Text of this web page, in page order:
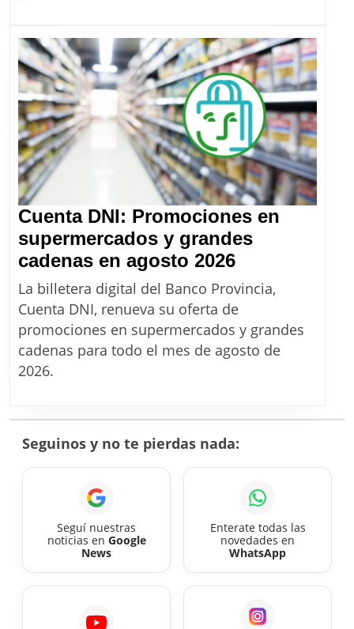
el
auto
0km
más
barato
Argentina
Cuenta DNI: Promociones en
supermercados y grandes
cadenas en agosto 2026Cuenta
DNI:
Promociones
en
cadenas
en
La billetera digital del Banco Provincia,
Cuenta DNI, renueva su oferta de
promociones en supermercados y grandes
cadenas para todo el mes de agosto de
2026.
Seguinos y no te pierdas nada:
Seguí nuestras
noticias en Google
News
Enterate todas las
novedades en
WhatsApp